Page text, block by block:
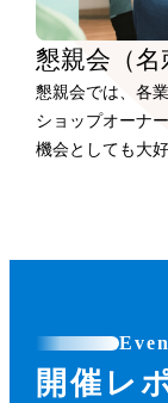
懇親会（名
懇親会では、各
ショップオーナ
機会としても大好
開催レ